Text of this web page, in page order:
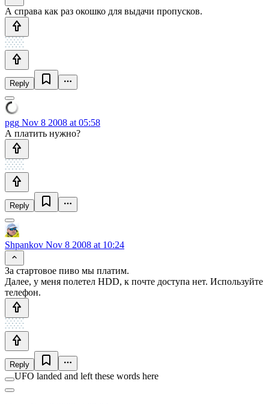
А справа как раз окошко для выдачи пропусков.
Reply
pgg Nov 8 2008 at 05:58
А платить нужно?
Reply
Shpankov Nov 8 2008 at 10:24
За стартовое пиво мы платим.
Далее, у меня полетел HDD, к почте доступа нет. Используйте
телефон.
Reply
UFO landed and left these words here